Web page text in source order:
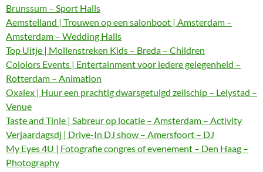
Brunssum – Sport Halls
Aemstelland | Trouwen op een salonboot | Amsterdam –
Amsterdam – Wedding Halls
Top Uitje | Mollenstreken Kids – Breda – Children
Cololors Events | Entertainment voor iedere gelegenheid –
Rotterdam – Animation
Oxalex | Huur een prachtig dwarsgetuigd zeilschip – Lelystad –
Venue
Taste and Tinle | Sabreur op locatie – Amsterdam – Activity
Verjaardagsdj | Drive-In DJ show – Amersfoort – DJ
My Eyes 4U | Fotografie congres of evenement – Den Haag –
Photography